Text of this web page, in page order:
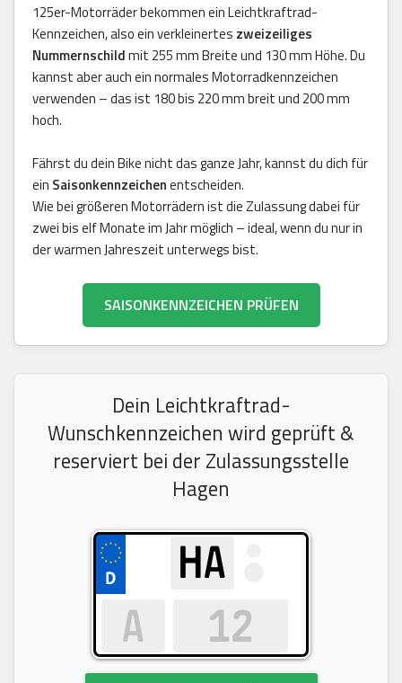
125er-Motorräder bekommen ein Leichtkraftrad-
Kennzeichen, also ein verkleinertes zweizeiliges
Nummernschildmit 255 mm Breite und 130 mm Höhe. Du
kannst aber auch ein normales Motorradkennzeichen
verwenden – das ist 180 bis 220 mm breit und 200 mm
hoch.
Fährst du dein Bike nicht das ganze Jahr, kannst du dich für
ein Saisonkennzeichenentscheiden.
Wie bei größeren Motorrädern ist die Zulassung dabei für
zwei bis elf Monate im Jahr möglich – ideal, wenn du nur in
der warmen Jahreszeit unterwegs bist.
SAISONKENNZEICHEN PRÜFEN
Dein Leichtkraftrad-
Wunschkennzeichen wird geprüft &
reserviert bei der Zulassungsstelle
Hagen